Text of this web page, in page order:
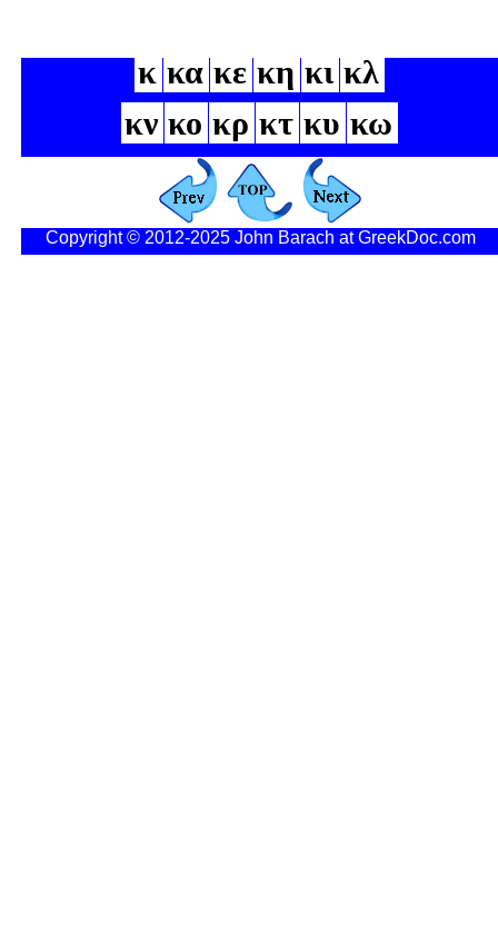
κ κα κε κη κι κλ
κν κο κρ κτ κυ κω
Copyright © 2012-2025 John Barach at GreekDoc.com